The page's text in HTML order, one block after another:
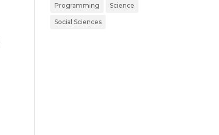
Programming Science
Social Sciences